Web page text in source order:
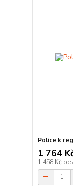
Police k
1 764
1 458 Kč